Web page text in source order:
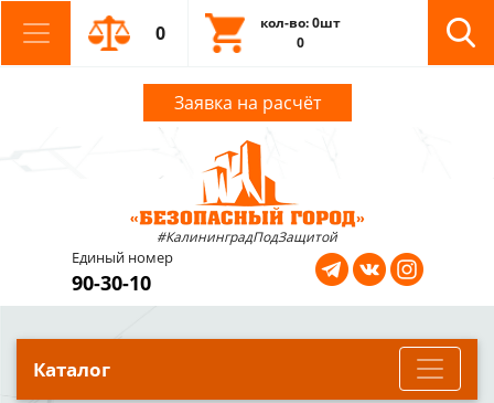
0
кол-во: 0шт
0
Заявка на расчёт
#КалининградПодЗащитой
Единый номер
90-30-10
Каталог